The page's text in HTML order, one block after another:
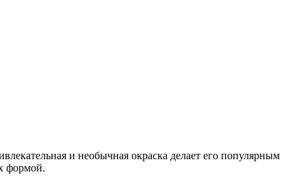
и необычная окраска делает его популярным
формой.